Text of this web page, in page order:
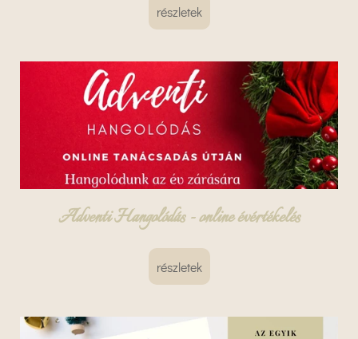
részletek
Adventi Hangolódás - online évértékelés
részletek